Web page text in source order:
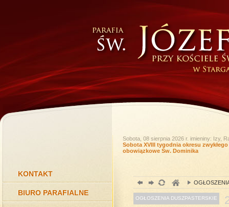
Sobota, 08 sierpnia 2026 r. imieniny: Izy,
Sobota XVIII tygodnia okresu
obowiązkowe Św. Dominika
KONTAKT
BIURO PARAFIALNE
OGŁOSZENIA DUSZPASTERSKIE